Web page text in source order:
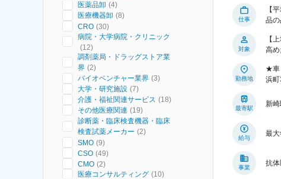
医薬品卸 (4)
医療機器卸 (8)
CRO (30)
病院・大学病院・クリニック
(12)
調剤薬局・ドラッグストア業
界 (2)
バイオベンチャー業界 (3)
大学・研究施設 (7)
介護・福祉関連サービス (18)
その他医療関連 (19)
診断薬・臨床検査機器・臨床
検査試薬メーカー (2)
SMO (9)
CSO (49)
CMO (2)
医療コンサルティング (10)
仕事
【
品
対象
【
高
勤務地
★車
浜町
最寄駅
新崎
給与
最
事業
抗